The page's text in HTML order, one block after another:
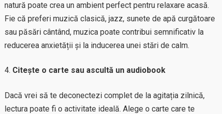
natură poate crea un ambient perfect pentru relaxare acasă.
Fie că preferi muzică clasică, jazz, sunete de apă curgătoare
sau păsări cântând, muzica poate contribui semnificativ la
reducerea anxietății și la inducerea unei stări de calm.
Citește o carte sau ascultă un audiobook
Dacă vrei să te deconectezi complet de la agitația zilnică,
lectura poate fi o activitate ideală. Alege o carte care te